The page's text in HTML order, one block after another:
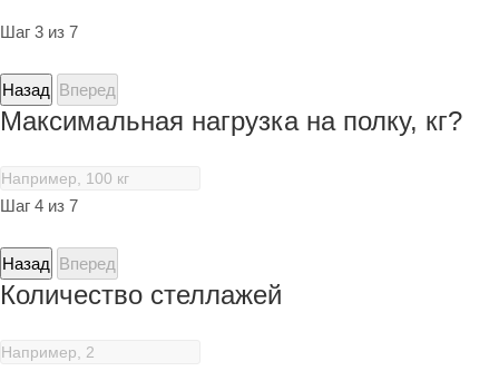
Шаг 3 из 7
Назад Вперед
Максимальная нагрузка на полку, кг?
Шаг 4 из 7
Назад Вперед
Количество стеллажей